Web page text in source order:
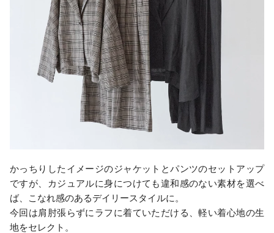
かっちりしたイメージのジャケットとパンツのセットアップ
ですが、カジュアルに身につけても違和感のない素材を選べ
ば、こなれ感のあるデイリースタイルに。
今回は肩肘張らずにラフに着ていただける、軽い着心地の生
地をセレクト。